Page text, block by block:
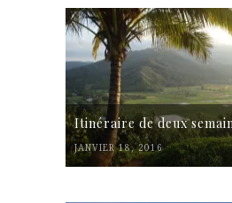
Itinéraire de deux
JANVIER 18, 2016